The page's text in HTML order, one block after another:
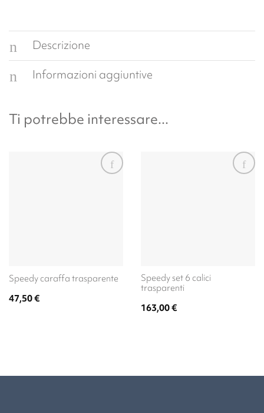
Descrizione
Informazioni aggiuntive
Ti potrebbe interessare...
Speedy caraffa trasparente
47,50€
Speedy set 6 calici
trasparenti
163,00€